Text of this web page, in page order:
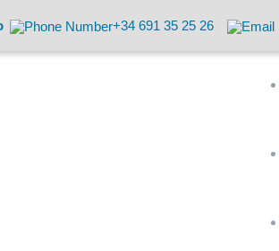
+34 691 35 25 26